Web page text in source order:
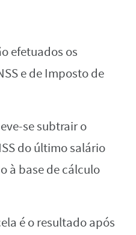
efetuados os
e de Imposto de
se subtrair o
do último salário
à base de cálculo
é o resultado após